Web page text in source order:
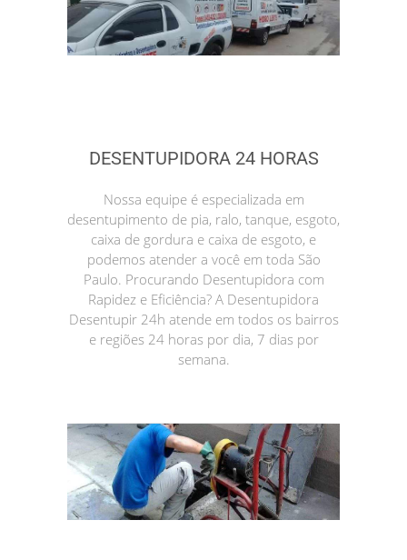
DESENTUPIDORA 24 HORAS
Nossa equipe é especializada em
desentupimento de pia, ralo, tanque, esgoto,
caixa de gordura e caixa de esgoto, e
podemos atender a você em toda São
Paulo. Procurando Desentupidora com
Rapidez e Eficiência? A Desentupidora
Desentupir 24h atende em todos os bairros
e regiões 24 horas por dia, 7 dias por
semana.